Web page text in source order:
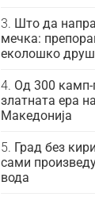
Што да
мечка:
еколошко
Од 300 камп-
златната ера
Македонија
Град без
сами
вода